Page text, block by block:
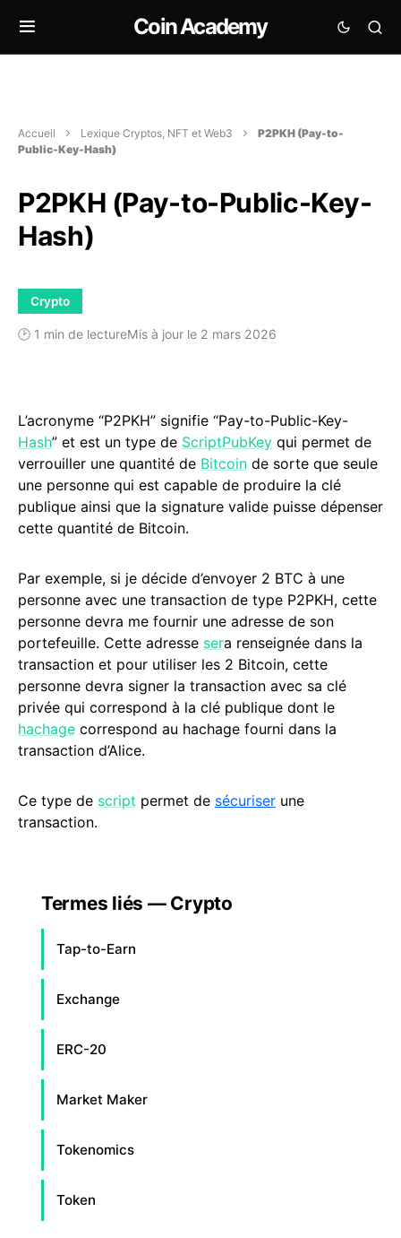
Coin Academy
Accueil Lexique Cryptos, NFT et Web3
P2PKH (Pay-to-
Public-Key-Hash)
P2PKH (Pay-to-Public-Key-
Hash)
Crypto
🕑 1 min de lectureMis à jour le 2 mars 2026
L’acronyme “P2PKH” signifie “Pay-to-Public-Key-
Hash” et est un type de ScriptPubKey qui permet de
verrouiller une quantité de Bitcoin de sorte que seule
une personne qui est capable de produire la clé
publique ainsi que la signature valide puisse dépenser
cette quantité de Bitcoin.
Par exemple, si je décide d’envoyer 2 BTC à une
personne avec une transaction de type P2PKH, cette
personne devra me fournir une adresse de son
portefeuille. Cette adresse sera renseignée dans la
transaction et pour utiliser les 2 Bitcoin, cette
personne devra signer la transaction avec sa clé
privée qui correspond à la clé publique dont le
hachage correspond au hachage fourni dans la
transaction d’Alice.
Ce type de script permet de sécuriser une
transaction.
Termes liés — Crypto
Tap-to-Earn
Exchange
ERC-20
Market Maker
Tokenomics
Token